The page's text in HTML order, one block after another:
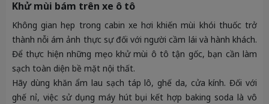
Khử mùi bám trên xe ô tô
Không gian hẹp trong cabin xe hơi khiến mùi khói thuốc trở
thành nỗi ám ảnh thực sự đối với người cầm lái và hành khách.
Để thực hiện những mẹo khử mùi ô tô tận gốc, bạn cần làm
sạch toàn diện bề mặt nội thất.
Hãy dùng khăn ẩm lau sạch táp lô, ghế da, cửa kính. Đối với
ghế nỉ, việc sử dụng máy hút bụi kết hợp baking soda là vô